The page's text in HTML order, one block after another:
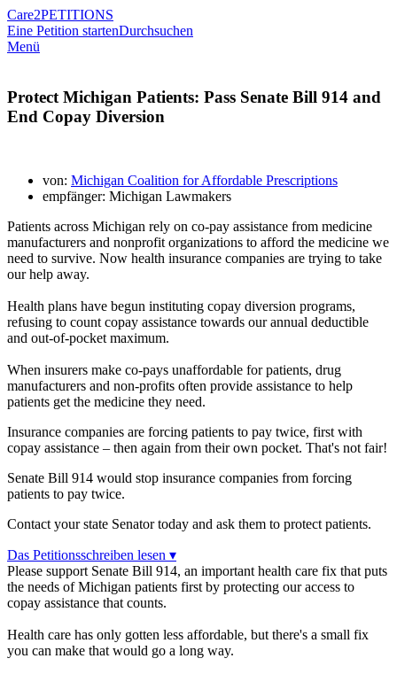
Care2PETITIONS
Eine Petition startenDurchsuchen
Menü
Protect Michigan Patients: Pass Senate Bill 914 and
End Copay Diversion
von: Michigan Coalition for Affordable Prescriptions
empfänger: Michigan Lawmakers
Patients across Michigan rely on co-pay assistance from medicine
manufacturers and nonprofit organizations to afford the medicine we
need to survive. Now health insurance companies are trying to take
our help away.
Health plans have begun instituting copay diversion programs,
refusing to count copay assistance towards our annual deductible
and out-of-pocket maximum.
When insurers make co-pays unaffordable for patients, drug
manufacturers and non-profits often provide assistance to help
patients get the medicine they need.
Insurance companies are forcing patients to pay twice, first with
copay assistance – then again from their own pocket. That's not fair!
Senate Bill 914 would stop insurance companies from forcing
patients to pay twice.
Contact your state Senator today and ask them to protect patients.
Das Petitionsschreiben lesen ▾
Please support Senate Bill 914, an important health care fix that puts
the needs of Michigan patients first by protecting our access to
copay assistance that counts.
Health care has only gotten less affordable, but there's a small fix
you can make that would go a long way.